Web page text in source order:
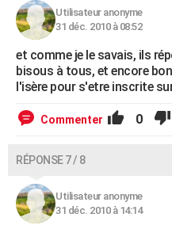
Utilisateur anonyme
31 déc. 2010 à 08:52
et comme je le savais, ils
bisous à tous, et encore
l'isère pour s'etre inscrite
Commenter 0
RÉPONSE 7 / 8
Utilisateur anonyme
31 déc. 2010 à 14:14